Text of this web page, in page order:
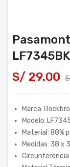
LF7345BK
S/ 29.00
Marca:
Modelo:
Material: 88%
Medidas: 38 x